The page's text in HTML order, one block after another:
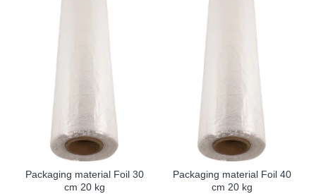
Packaging material Foil 30
cm 20 kg
Packaging material Foil 40
cm 20 kg